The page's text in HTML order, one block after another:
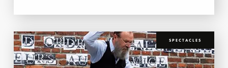
SPECTACLES